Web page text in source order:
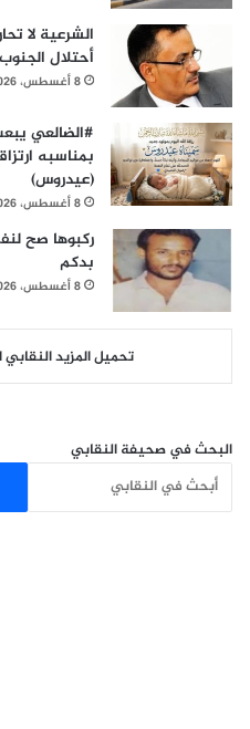
الشرعية لا
أحتلال
8 أغسطس، 2026
#الضالعي
بمناسبه
(عيدروس)
8 أغسطس، 2026
ركبوها صح
بدكم
8 أغسطس، 2026
تحميل المزيد
البحث في صحيفة النقابي